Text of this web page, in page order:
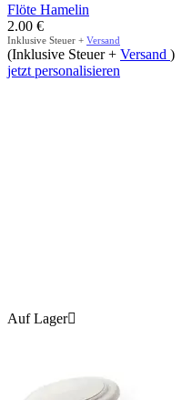
Flöte Hamelin
2.00 €
Inklusive Steuer + Versand
(Inklusive Steuer + Versand )
jetzt personalisieren
Auf Lager